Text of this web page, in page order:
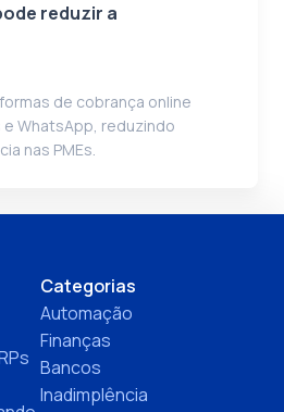
reduzir a
de cobrança online
WhatsApp, reduzindo
nas PMEs.
Categorias
Automação
Finanças
Bancos
Inadimplência